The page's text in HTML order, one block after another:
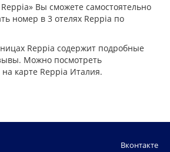
Вы сможете самостоятельно
номер в 3 отелях Reppia по
Reppia содержит подробные
Можно посмотреть
карте Reppia Италия.
Вконтакте